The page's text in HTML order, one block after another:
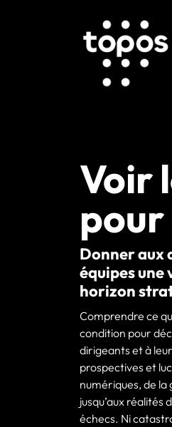
Voir
Donner aux
équipes
horizon
Comprendre ce
condition pour
dirigeants et à
prospectives et
numériques, de la
jusqu’aux réalités
échecs. Ni